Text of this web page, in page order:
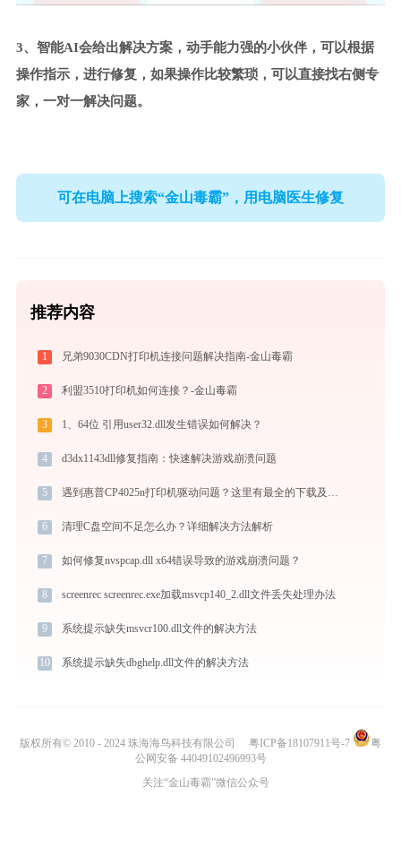
3、智能AI会给出解决方案，动手能力强的小伙伴，可以根据
操作指示，进行修复，如果操作比较繁琐，可以直接找右侧专
家，一对一解决问题。
可在电脑上搜索“金山毒霸”，用电脑医生修复
推荐内容
1 兄弟9030CDN打印机连接问题解决指南-金山毒霸
2 利盟3510打印机如何连接？-金山毒霸
3 1、64位 引用user32.dll发生错误如何解决？
4 d3dx1143dll修复指南：快速解决游戏崩溃问题
5 遇到惠普CP4025n打印机驱动问题？这里有最全的下载及安装指导
6 清理C盘空间不足怎么办？详细解决方法解析
7 如何修复nvspcap.dll x64错误导致的游戏崩溃问题？
8 screenrec screenrec.exe加载msvcp140_2.dll文件丢失处理办法
9 系统提示缺失msvcr100.dll文件的解决方法
10 系统提示缺失dbghelp.dll文件的解决方法
版权所有© 2010 - 2024 珠海海鸟科技有限公司 粤ICP备18107911号-7
粤
公网安备 44049102496993号
关注“金山毒霸”微信公众号